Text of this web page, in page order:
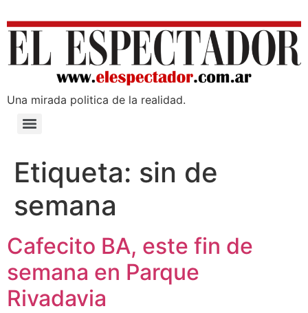
Una mirada poli­tica de la realidad.
Etiqueta: sin de
semana
Cafecito BA, este fin de
semana en Parque
Rivadavia